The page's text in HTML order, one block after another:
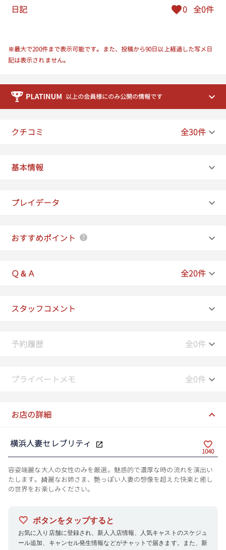
日記 0 全0件
※最大で200件まで表示可能です。また、投稿から90日以上経過した写メ日
記は表示されません。
以上の会員様にのみ公開の情報です
クチコミ 全30件
基本情報
プレイデータ
おすすめポイント
Ｑ＆Ａ 全20件
スタッフコメント
予約履歴 全0件
プライベートメモ 全0件
お店の詳細
横浜人妻セレブリティ
1040
容姿端麗な大人の女性のみを厳選。魅惑的で濃厚な時の流れを演出い
たします。綺麗なお姉さま、艶っぽい人妻の想像を超えた快楽と癒し
の世界をお楽しみください。
ボタンをタップすると
お気に入り店舗に登録され、新人入店情報、人気キャストのスケジュ
ール追加、キャンセル発生情報などがチャットで届きます。また、新